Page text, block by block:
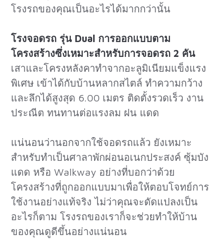
โรงรถของคุณเป็นอะไรได้มากกว่านั้น
โรงจอดรถ รุ่น Dual การออกแบบตาม
โครงสร้างซึ่งเหมาะสำหรับการจอดรถ 2 คัน
เสาและโครงหลังคาทำจากอะลูมิเนียมแข็งแรง
พิเศษ เข้าได้กับบ้านหลากสไตล์ ทำความกว้าง
และลึกได้สูงสุด 6.00 เมตร ติดตั้งรวดเร็ว งาน
ประณีต ทนทานต่อแรงลม ฝน แดด
แน่นอนว่านอกจากใช้จอดรถแล้ว ยังเหมาะ
สำหรับทำเป็นศาลาพักผ่อนอเนกประสงค์ ซุ้มบัง
แดด หรือ Walkway อย่างที่บอกว่าด้วย
โครงสร้างที่ถูกออกแบบมาเพื่อให้ตอบโจทย์การ
ใช้งานอย่างแท้จริง ไม่ว่าคุณจะดัดแปลงเป็น
อะไรก็ตาม โรงรถของเราก็จะช่วยทำให้บ้าน
ของคุณดูดีขึ้นอย่างแน่นอน